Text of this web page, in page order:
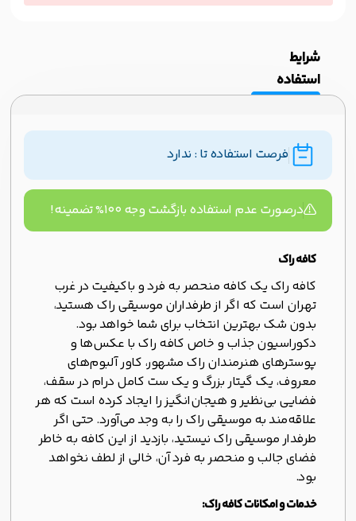
شرایط
استفاده
فرصت استفاده تا : ندارد
درصورت عدم استفاده بازگشت وجه ۱۰۰% تضمینه!
کافه راک
کافه راک یک کافه منحصر به فرد و باکیفیت در غرب
تهران است که اگر از طرفداران موسیقی راک هستید،
بدون شک بهترین انتخاب برای شما خواهد بود.
دکوراسیون جذاب و خاص کافه راک با عکس‌ها و
پوسترهای هنرمندان راک مشهور، کاور آلبوم‌های
معروف، یک گیتار بزرگ و یک ست کامل درام در سقف،
فضایی بی‌نظیر و هیجان‌انگیز را ایجاد کرده است که هر
علاقه‌مند به موسیقی راک را به وجد می‌آورد. حتی اگر
طرفدار موسیقی راک نیستید، بازدید از این کافه به خاطر
فضای جالب و منحصر به فرد آن، خالی از لطف نخواهد
بود.
خدمات و امکانات کافه راک: